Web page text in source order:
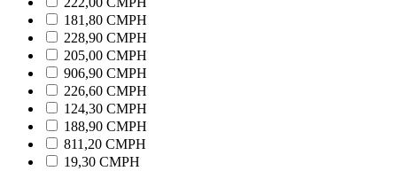
181,80 CMPH
228,90 CMPH
205,00 CMPH
906,90 CMPH
226,60 CMPH
124,30 CMPH
188,90 CMPH
811,20 CMPH
19,30 CMPH